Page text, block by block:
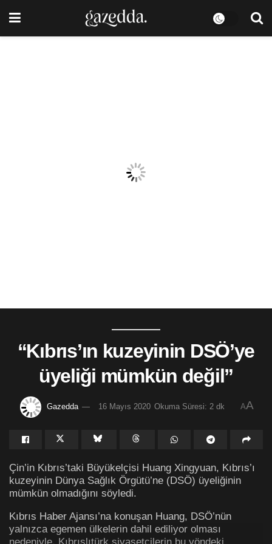
“Kıbrıs’ın kuzeyinin DSÖ’ye
üyeliği mümkün değil”
Gazedda 16 Mayıs 2020 Okuma Süresi: 2 dk AA
Çin’in Kıbrıs’taki Büyükelçisi Huang Xingyuan, Kıbrıs’ı
kuzeyinin Dünya Sağlık Örgütü’ne (DSÖ) üyeliğinin
mümkün olmadığını söyledi.
Kıbrıs Haber Ajansı’na konuşan Huang, DSÖ’nün
yalnızca egemen ülkelerin dahil ediliyor olması